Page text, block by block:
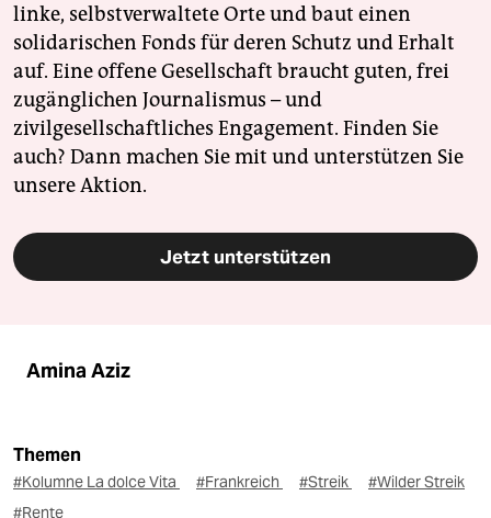
linke, selbstverwaltete Orte und baut einen
solidarischen Fonds für deren Schutz und Erhalt
auf. Eine offene Gesellschaft braucht guten, frei
zugänglichen Journalismus – und
zivilgesellschaftliches Engagement. Finden Sie
auch? Dann machen Sie mit und unterstützen Sie
unsere Aktion.
Jetzt unterstützen
Amina Aziz
Themen
#Kolumne La dolce Vita #Frankreich #Streik
#Wilder Streik
#Rente